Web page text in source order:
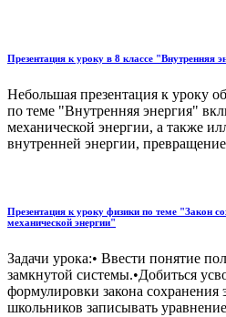
Презентация к уроку в 8 классе "Внутренняя
Небольшая презентация к уроку
по теме "Внутренняя энергия"
механической энергии, а также
внутренней энергии,
Презентация к уроку физики по теме "Закон
механической энергии"
Задачи урока:• Ввести понятие
замкнутой системы.•Добиться
формулировки закона сохранения
школьников записывать